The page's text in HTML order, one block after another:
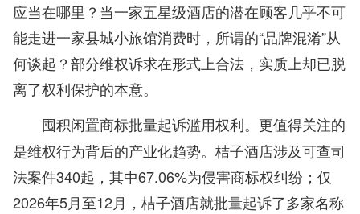
应当在哪里？当一家五星级酒店的潜在顾客几乎不可
能走进一家县城小旅馆消费时，所谓的“品牌混淆”从
何谈起？部分维权诉求在形式上合法，实质上却已脱
离了权利保护的本意。
囤积闲置商标批量起诉滥用权利。 更值得关注的
是维权行为背后的产业化趋势。桔子酒店涉及可查司
法案件340起，其中67.06%为侵害商标权纠纷；仅
2026年5月至12月，桔子酒店就批量起诉了多家名称